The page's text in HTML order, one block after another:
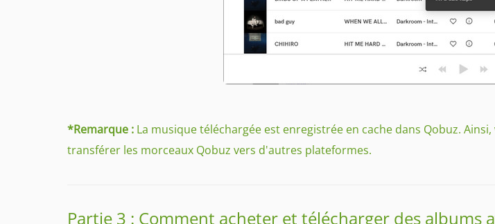
*Remarque : La musique téléchargée est enregistrée en cache dans Qobuz.
transférer les morceaux Qobuz vers d'autres plateformes.
Partie 3 : Comment acheter et télécharger des albums